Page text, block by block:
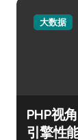
大数据
PHP视
引擎性